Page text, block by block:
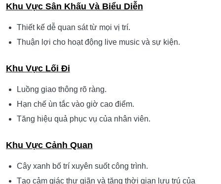
suất sử dụng cao.
4. BỐ TRÍ CÔNG NĂNG KHOA HỌC
Khu Vực Trung Tâm
Bố trí bàn dài sức chứa lớn.
Phù hợp tổ chức sinh nhật, liên hoan và tiệc nhóm.
Thiết kế dễ quan sát từ mọi vị trí.
Thuận lợi cho hoạt động live music và sự kiện.